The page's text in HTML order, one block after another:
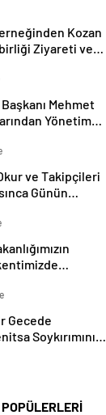
ERDOĞAN ve Ak
Bağlılıklarıyla
Bilinen Gazeteci
Esnaf
Yönetim
Kozan
Ziyareti ve
Mehmet
Yönetim
Morali…
ve Takipçileri
Günün
‘de Yayımlıyı
Zaman
Kamuoyuna
Toplantıya
Gecede
Soykırımının
Paylaşımı